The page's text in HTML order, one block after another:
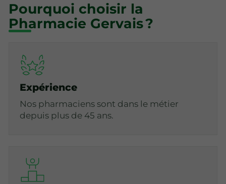
Pourquoi choisir la
Pharmacie Gervais ?
Expérience
Nos pharmaciens sont dans le métier
depuis plus de 45 ans.